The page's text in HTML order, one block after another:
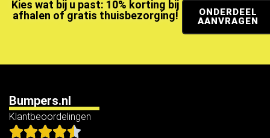
Kies wat bij u past: 10% korting bij
afhalen of gratis thuisbezorging!
ONDERDEEL
AANVRAGEN
Bumpers.nl
Klantbeoordelingen